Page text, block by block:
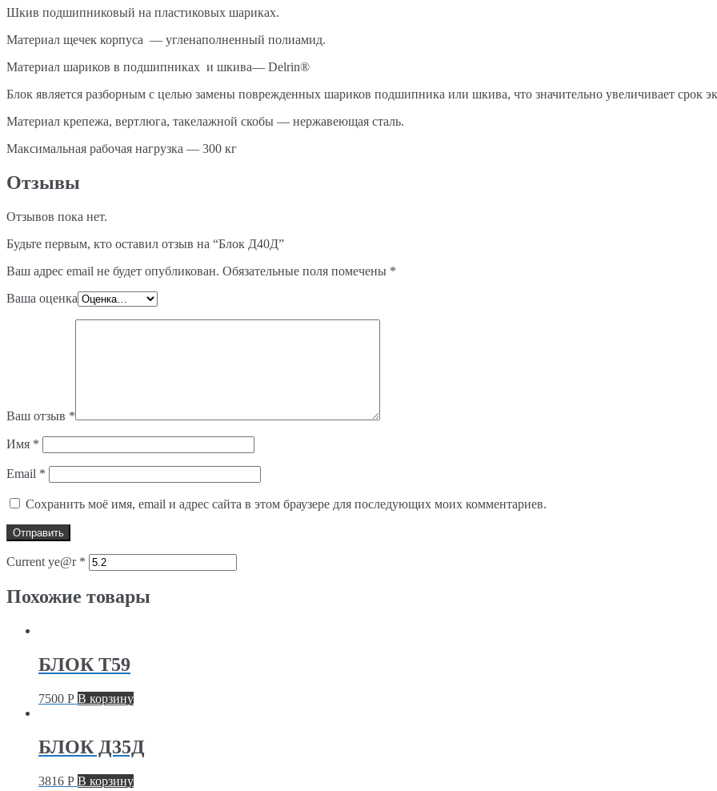
Шкив подшипниковый на пластиковых шариках.
Материал щечек корпуса — угленаполненный полиамид.
Материал шариков в подшипниках и шкива— Delrin®
Блок является разборным с целью замены поврежденных шариков подшипника или шкива, что значительно увеличивает срок
Материал крепежа, вертлюга, такелажной скобы — нержавеющая сталь.
Максимальная рабочая нагрузка — 300 кг
Отзывы
Отзывов пока нет.
Будьте первым, кто оставил отзыв на “Блок Д40Д”
Ваш адрес email не будет опубликован. Обязательные поля помечены *
Ваша оценка
Ваш отзыв *
Имя *
Email *
Сохранить моё имя, email и адрес сайта в этом браузере для последующих моих комментариев.
Current ye@r *
Похожие товары
БЛОК T59
7500 Р В корзину
БЛОК Д35Д
3816 Р В корзину